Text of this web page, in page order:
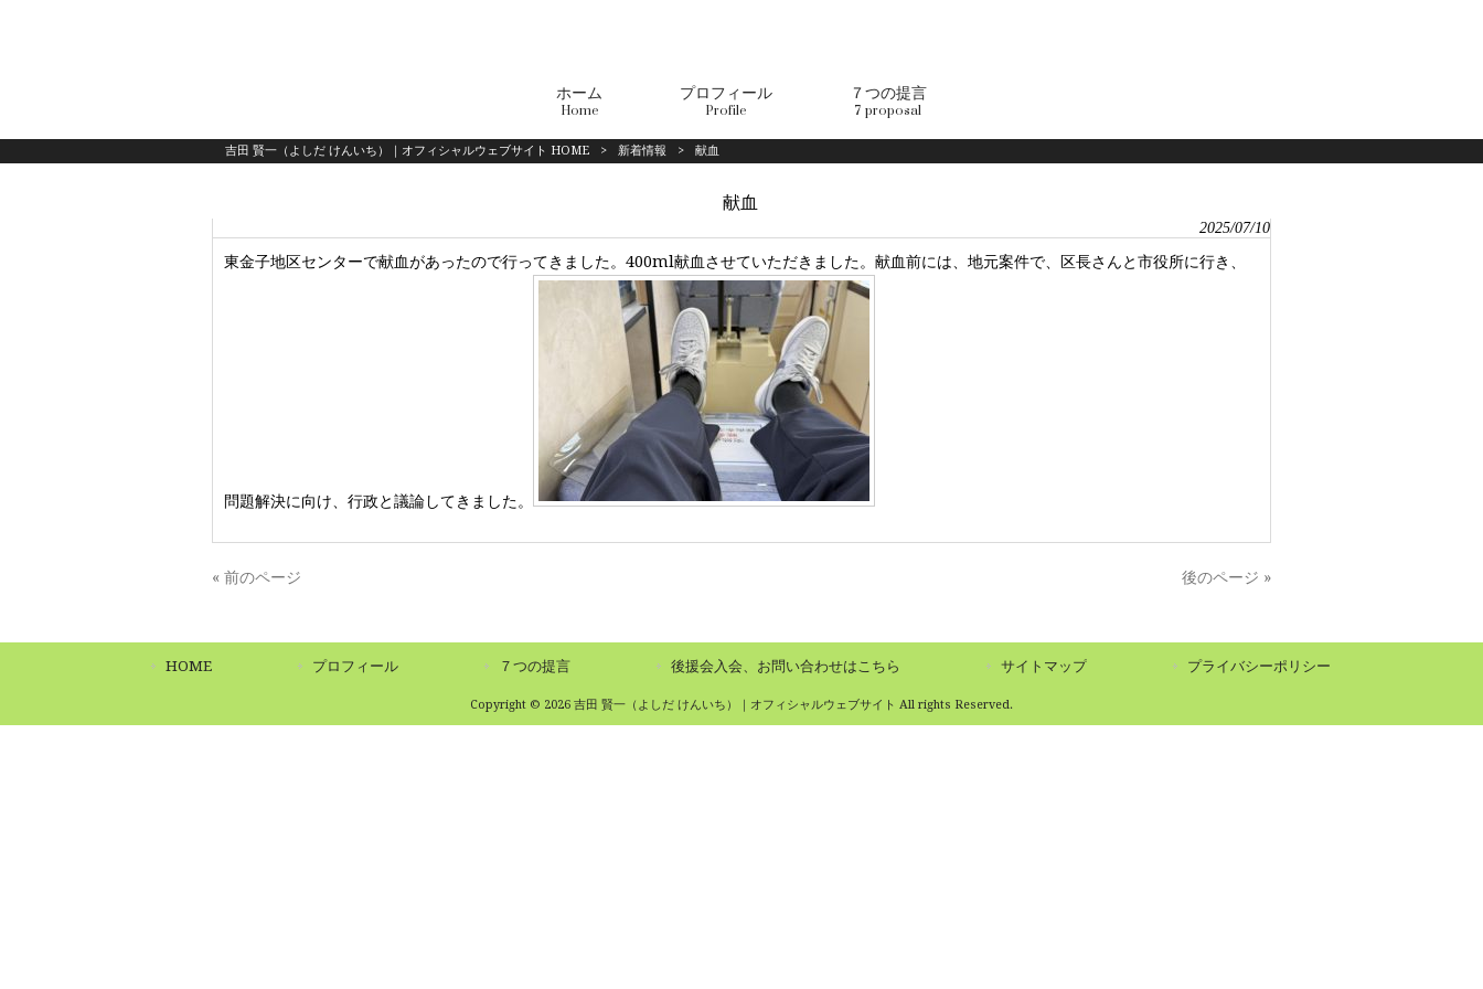
ホーム
Home
プロフィール
Profile
７つの提言
7 proposal
吉田 賢一（よしだ けんいち）｜オフィシャルウェブサイト HOME > 新着情報 > 献血
献血
2025/07/10
東金子地区センターで献血があったので行ってきました。400ml献血させていただきました。献血前には、地元案件で、区長さんと市役所に行き、
問題解決に向け、行政と議論してきました。
« 前のページ 後のページ »
HOME プロフィール ７つの提言 後援会入会、お問い合わせはこちら サイトマップ プライバシーポリシー
Copyright © 2026 吉田 賢一（よしだ けんいち）｜オフィシャルウェブサイト All rights Reserved.